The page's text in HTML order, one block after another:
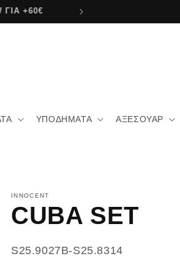
+80€
ΥΠΟΔΗΜΑΤΑ ΑΞΕΣΟΥΑΡ
INNOCENT
CUBA SET
SKU:
S25.9027B-S25.8314